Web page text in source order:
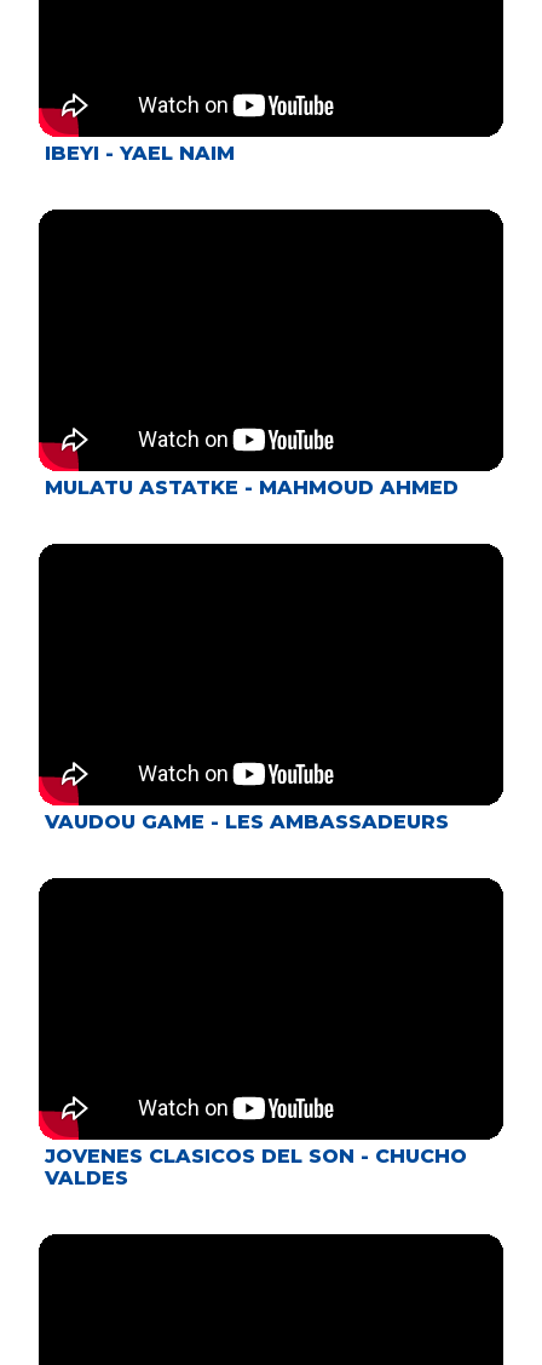
IBEYI - YAEL NAIM
MULATU ASTATKE - MAHMOUD AHMED
VAUDOU GAME - LES AMBASSADEURS
JOVENES CLASICOS DEL SON - CHUCHO
VALDES